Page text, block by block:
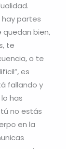
hay partes
quedan bien,
te
o te
es
fallando y
has
no estás
en la